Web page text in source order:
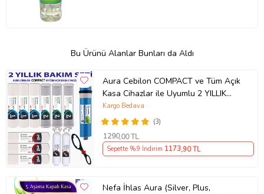
Bu Ürünü Alanlar Bunları da Aldı
Aura Cebilon COMPACT ve Tüm Açık
Kasa Cihazlar ile Uyumlu 2 YILLIK
Filtre Seti
(3)
Kargo Bedava
1290,00 TL
Sepette %9 İndirim 1173,90 TL
Nefa İhlas Aura (Silver, Plus,